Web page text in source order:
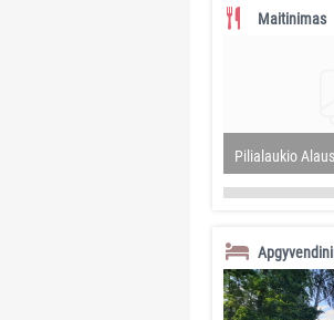
Maitinimas
Pilialaukio